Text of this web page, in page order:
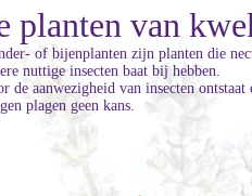
planten van
of bijenplanten zijn planten die
nuttige insecten baat bij hebben.
de aanwezigheid van insecten
plagen geen kans.